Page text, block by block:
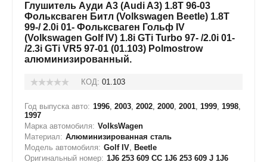
Глушитель Ауди А3 (Audi A3) 1.8T 96-03
Фольксваген Битл (Volkswagen Beetle) 1.8T
99-/ 2.0i 01- Фольксваген Гольф IV
(Volkswagen Golf IV) 1.8i GTi Turbo 97- /2.0i 01-
/2.3i GTi VR5 97-01 (01.103) Polmostrow
алюминизированный.
КОД: 01.103
Год выпуска авто: 1996, 2003, 2002, 2000, 2001, 1999, 1998,
1997
Марка автомобиля: VolksWagen
Материал: Алюминизированная сталь
Модель автомобиля: Golf IV, Beetle
Оригинальный номер: 1J6 253 609 CC 1J6 253 609 J 1J6